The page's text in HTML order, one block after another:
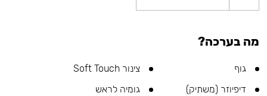
מה בערכה?
גוף
צינור Soft Touch
דיפיוזר (משתיק)
גומיה לראש